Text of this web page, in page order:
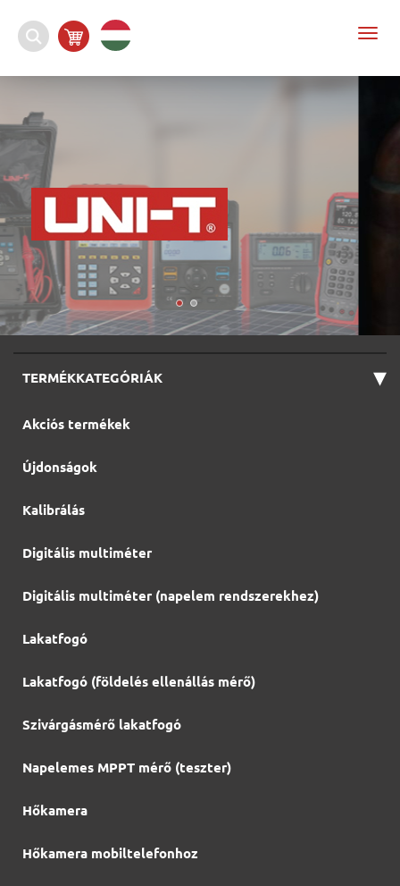
TERMÉKKATEGÓRIÁK ▾
Akciós termékek
Újdonságok
Kalibrálás
Digitális multiméter
Digitális multiméter (napelem rendszerekhez)
Lakatfogó
Lakatfogó (földelés ellenállás mérő)
Szivárgásmérő lakatfogó
Napelemes MPPT mérő (teszter)
Hőkamera
Hőkamera mobiltelefonhoz